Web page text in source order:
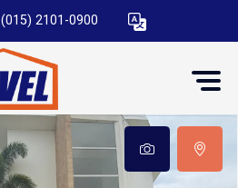
(015) 2101-0900